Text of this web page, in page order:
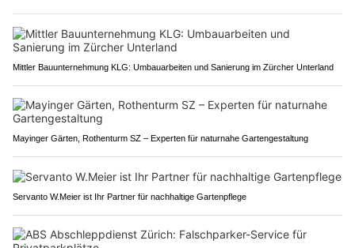
Mittler Bauunternehmung KLG: Umbauarbeiten und Sanierung im Zürcher Unterland
Mayinger Gärten, Rothenturm SZ – Experten für naturnahe Gartengestaltung
Servanto W.Meier ist Ihr Partner für nachhaltige Gartenpflege